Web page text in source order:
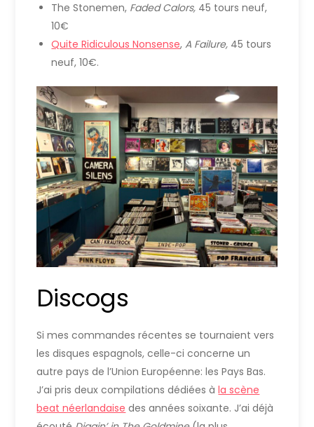
The Stonemen, Faded Calors, 45 tours neuf,
10€
Quite Ridiculous Nonsense,A Failure, 45 tours
neuf, 10€.
Discogs
Si mes commandes récentes se tournaient vers
les disques espagnols, celle-ci concerne un
autre pays de l’Union Européenne: les Pays Bas.
J’ai pris deux compilations dédiées àla scène
beat néerlandaise des années soixante. J’ai déjà